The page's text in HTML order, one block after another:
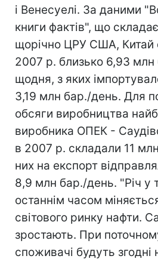
і Венесуелі. За даними
книги фактів", що
щорічно ЦРУ США, Китай
2007 р. близько 6,93 млн
щодня, з яких
3,19 млн бар./день. Для
обсяги виробництва
виробника ОПЕК -
в 2007 р. складали 11
них на експорт
8,9 млн бар./день. "Річ у
останнім часом
світового ринку нафти.
зростають. При
споживачі будуть згодні